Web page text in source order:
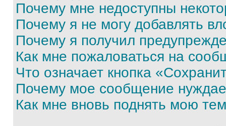
Почему мне недоступны
Почему я не могу добавлять
Почему я получил
Как мне пожаловаться на
Что означает кнопка
Почему мое сообщение
Как мне вновь поднять мою